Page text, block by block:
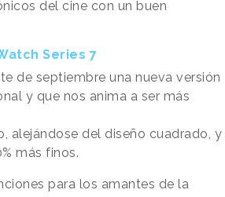
del cine con un buen
Series 7
de septiembre una nueva versión
y que nos anima a ser más
alejándose del diseño cuadrado, y
más finos.
para los amantes de la